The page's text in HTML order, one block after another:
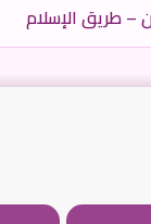
– طريق الإسلام